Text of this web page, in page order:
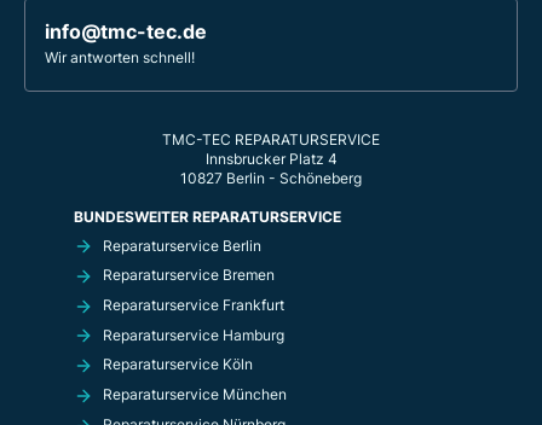
info@tmc-tec.de
Wir antworten schnell!
TMC-TEC REPARATURSERVICE
Innsbrucker Platz 4
10827 Berlin - Schöneberg
BUNDESWEITER REPARATURSERVICE
Reparaturservice Berlin
Reparaturservice Bremen
Reparaturservice Frankfurt
Reparaturservice Hamburg
Reparaturservice Köln
Reparaturservice München